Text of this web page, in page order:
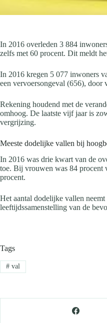
In 2016 overleden 3 884
zelfs met 60 procent. Dit meldt
In 2016 kregen 5 077 inwoners
een vervoersongeval (656), door
Rekening houdend met de
omhoog. De laatste vijf jaar is
vergrijzing.
Meeste dodelijke vallen bij
In 2016 was drie kwart van de
toe. Bij vrouwen was 84 procent
procent.
Het aantal dodelijke vallen
leeftijdssamenstelling van de
Tags
#val